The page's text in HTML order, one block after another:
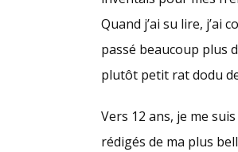
Quand j’ai su lire, j’ai
passé beaucoup plus
plutôt petit rat dodu
Vers 12 ans, je me
rédigés de ma plus